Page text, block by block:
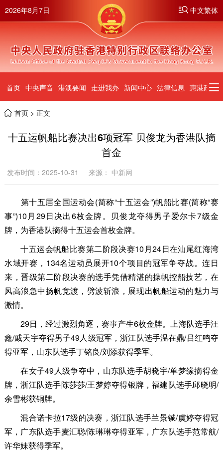
2026年8月7日 中文繁体
首页 中央声音 港澳要闻 走进我办 新闻中心 法律信息 惠港政策
首页> 正文
十五运帆船比赛决出6项冠军 贝俊龙为香港队摘
首金
发布时间：2025-10-31 来源： 中新网
第十五届全国运动会(简称“十五运会”)帆船比赛(简称“赛
事”)10月29日决出6枚金牌。贝俊龙夺得男子爱尔卡7级金
牌，为香港队摘得十五运会首枚金牌。
十五运会帆船比赛第二阶段决赛10月24日在汕尾红海湾
水域开赛，134名运动员展开10个项目的冠军争夺战。连日
来，晋级第二阶段决赛的选手凭借精湛的操帆控船技艺，在
风高浪急中扬帆竞渡，劈波斩浪，展现出帆船运动的魅力与
激情。
29日，经过激烈角逐，赛事产生6枚金牌。上海队选手汪
鑫/戚天宇夺得男子49人级冠军，浙江队选手温在鼎/吕红鸣夺
得亚军，山东队选手丁铭良/刘添获得季军。
在女子49人级争夺中，山东队选手胡晓宇/单梦缘摘得金
牌，浙江队选手陈莎莎/王梦婷夺得银牌，福建队选手邱晓明/
余雪彬获铜牌。
混合诺卡拉17级的决赛，浙江队选手兰景铖/虞婷夺得冠
军，广东队选手麦汇聪/陈琳琳夺得亚军，广东队选手范常航/
许华妹获得季军。